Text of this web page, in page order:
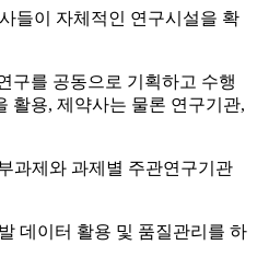
들이 자체적인 연구시설을 확
구를 공동으로 기획하고 수행
활용, 제약사는 물론 연구기관,
과제와 과제별 주관연구기관
데이터 활용 및 품질관리를 하